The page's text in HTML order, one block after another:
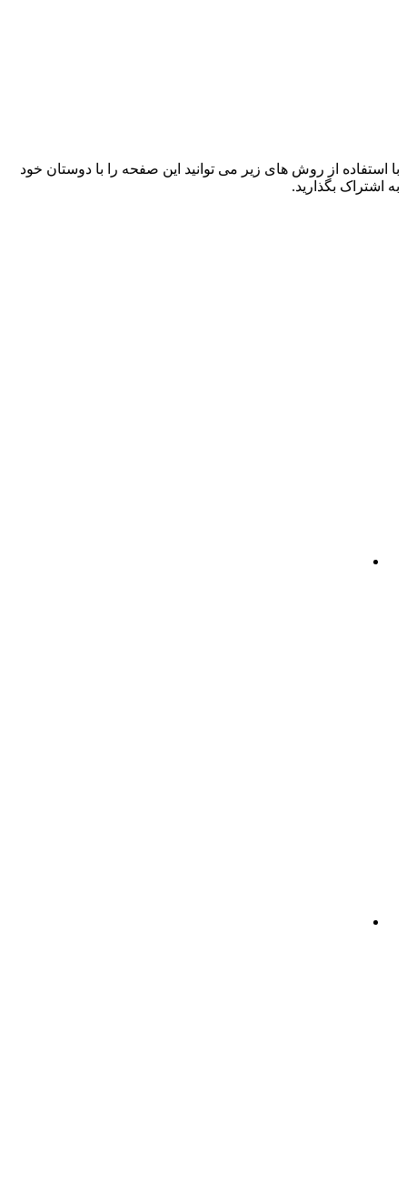
با استفاده از روش های زیر می توانید این صفحه را با دوستان خود
به اشتراک بگذارید.